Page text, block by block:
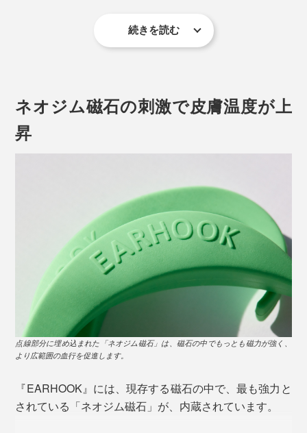
PC 作業をしながら、家事をしながら、料理をしなが
独自のフォルムが、日常のほんのわずかな小さな動き
で、ツボを刺激。筋肉と皮膚の摩擦運動を利用している
ので、“耳にかける”デザインは本当に理にかなっていま
す。
続きを読む
ネオジム磁石の刺激で皮膚温度が上
昇
点線部分に埋め込まれた「ネオジム磁石」は、磁石の中でもっとも磁力が強く、
より広範囲の血行を促進します。
『EARHOOK』には、現存する磁石の中で、最も強力と
されている「ネオジム磁石」が、内蔵されています。